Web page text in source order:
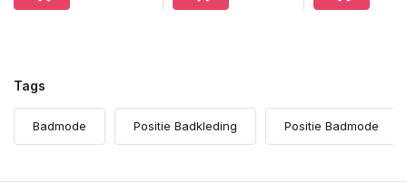
Tags
Badmode Positie Badkleding Positie Badmode